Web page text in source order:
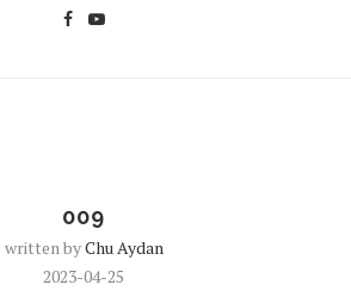
009
written byChu Aydan
2023-04-25